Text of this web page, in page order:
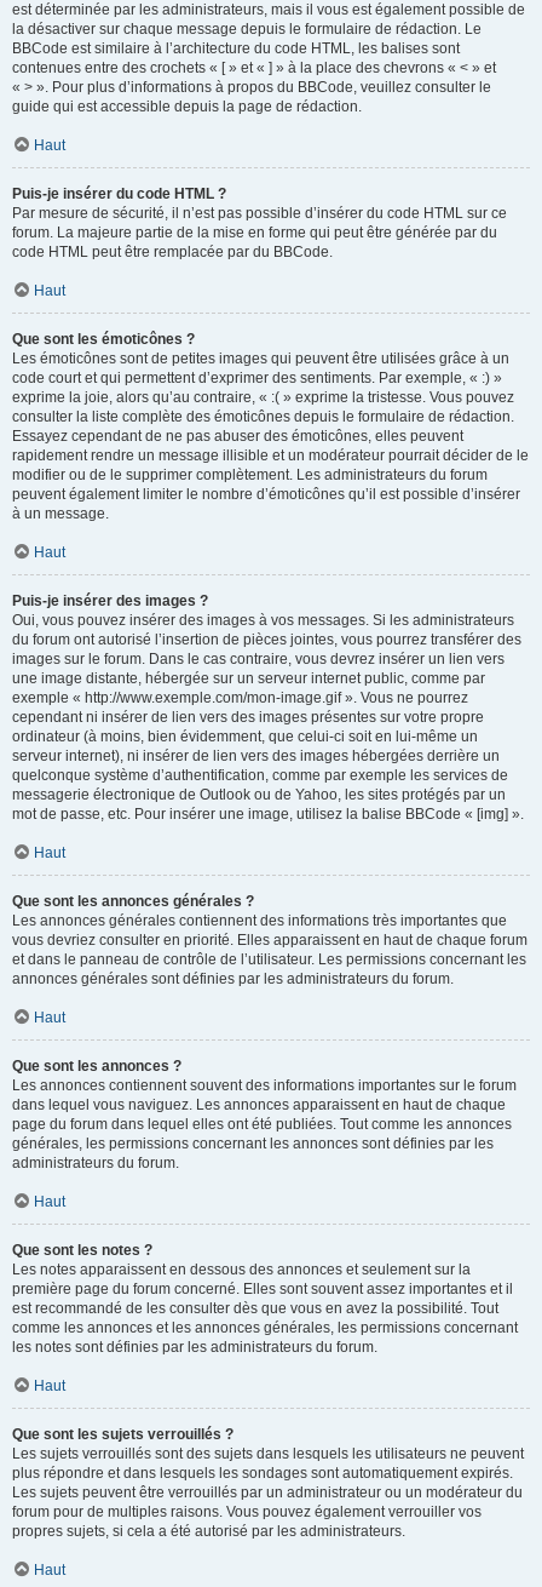
est déterminée par les administrateurs, mais il vous est également possible de
la désactiver sur chaque message depuis le formulaire de rédaction. Le
BBCode est similaire à l’architecture du code HTML, les balises sont
contenues entre des crochets « [ » et « ] » à la place des chevrons « < » et
« > ». Pour plus d’informations à propos du BBCode, veuillez consulter le
guide qui est accessible depuis la page de rédaction.
Haut
Puis-je insérer du code HTML ?
Par mesure de sécurité, il n’est pas possible d’insérer du code HTML sur ce
forum. La majeure partie de la mise en forme qui peut être générée par du
code HTML peut être remplacée par du BBCode.
Haut
Que sont les émoticônes ?
Les émoticônes sont de petites images qui peuvent être utilisées grâce à un
code court et qui permettent d’exprimer des sentiments. Par exemple, « :) »
exprime la joie, alors qu’au contraire, « :( » exprime la tristesse. Vous pouvez
consulter la liste complète des émoticônes depuis le formulaire de rédaction.
Essayez cependant de ne pas abuser des émoticônes, elles peuvent
rapidement rendre un message illisible et un modérateur pourrait décider de le
modifier ou de le supprimer complètement. Les administrateurs du forum
peuvent également limiter le nombre d’émoticônes qu’il est possible d’insérer
à un message.
Haut
Puis-je insérer des images ?
Oui, vous pouvez insérer des images à vos messages. Si les administrateurs
du forum ont autorisé l’insertion de pièces jointes, vous pourrez transférer des
images sur le forum. Dans le cas contraire, vous devrez insérer un lien vers
une image distante, hébergée sur un serveur internet public, comme par
exemple « http://www.exemple.com/mon-image.gif ». Vous ne pourrez
cependant ni insérer de lien vers des images présentes sur votre propre
ordinateur (à moins, bien évidemment, que celui-ci soit en lui-même un
serveur internet), ni insérer de lien vers des images hébergées derrière un
quelconque système d’authentification, comme par exemple les services de
messagerie électronique de Outlook ou de Yahoo, les sites protégés par un
mot de passe, etc. Pour insérer une image, utilisez la balise BBCode « [img] ».
Haut
Que sont les annonces générales ?
Les annonces générales contiennent des informations très importantes que
vous devriez consulter en priorité. Elles apparaissent en haut de chaque forum
et dans le panneau de contrôle de l’utilisateur. Les permissions concernant les
annonces générales sont définies par les administrateurs du forum.
Haut
Que sont les annonces ?
Les annonces contiennent souvent des informations importantes sur le forum
dans lequel vous naviguez. Les annonces apparaissent en haut de chaque
page du forum dans lequel elles ont été publiées. Tout comme les annonces
générales, les permissions concernant les annonces sont définies par les
administrateurs du forum.
Haut
Que sont les notes ?
Les notes apparaissent en dessous des annonces et seulement sur la
première page du forum concerné. Elles sont souvent assez importantes et il
est recommandé de les consulter dès que vous en avez la possibilité. Tout
comme les annonces et les annonces générales, les permissions concernant
les notes sont définies par les administrateurs du forum.
Haut
Que sont les sujets verrouillés ?
Les sujets verrouillés sont des sujets dans lesquels les utilisateurs ne peuvent
plus répondre et dans lesquels les sondages sont automatiquement expirés.
Les sujets peuvent être verrouillés par un administrateur ou un modérateur du
forum pour de multiples raisons. Vous pouvez également verrouiller vos
propres sujets, si cela a été autorisé par les administrateurs.
Haut